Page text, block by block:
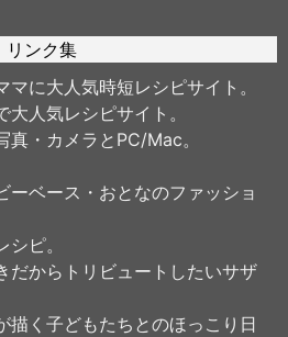
リンク集
マに大人気時短レシピサイト。
大人気レシピサイト。
真・カメラとPC/Mac。
ーベース・おとなのファッショ
シピ。
だからトリビュートしたいサザ
描く子どもたちとのほっこり日